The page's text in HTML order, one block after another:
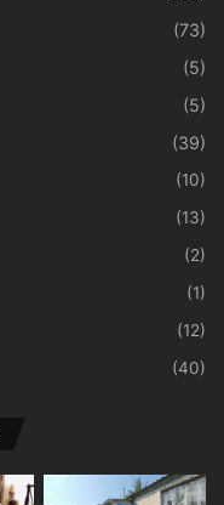
(73)
(5)
(5)
(39)
(10)
(13)
(2)
(1)
(12)
(40)